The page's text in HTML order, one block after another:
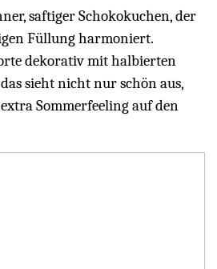
saftiger Schokokuchen, der
Füllung harmoniert.
dekorativ mit halbierten
sieht nicht nur schön aus,
Sommerfeeling auf den